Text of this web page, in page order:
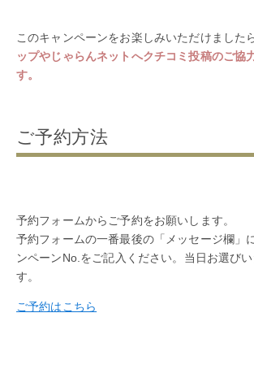
このキャンペーンをお楽しみいただけました
ップやじゃらんネットへクチコミ投稿のご協
す。
ご予約方法
予約フォームからご予約をお願いします。
予約フォームの一番最後の「メッセージ欄」
ンペーンNo.をご記入ください。当日お選び
す。
ご予約はこちら